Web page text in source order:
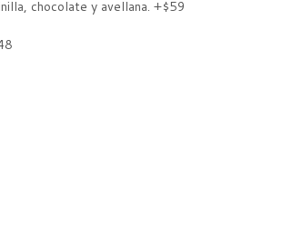
chocolate y avellana. +$59